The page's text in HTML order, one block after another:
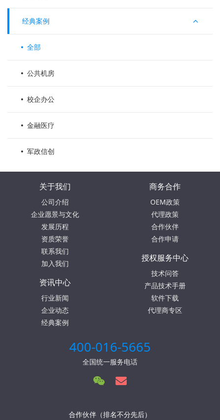
经典案例
全部
公共机房
校企办公
金融医疗
军政信创
关于我们
公司介绍
企业愿景与文化
发展历程
资质荣誉
联系我们
加入我们
商务合作
OEM政策
代理政策
合作伙伴
合作申请
授权服务中心
技术问答
产品技术手册
软件下载
代理商专区
资讯中心
行业新闻
企业动态
经典案例
400-016-5665
全国统一服务电话
合作伙伴（排名不分先后）